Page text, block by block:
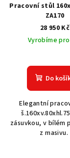
Pracovní stůl
ZA170
28 950 Kč
Vyrobíme
Do
Elegantní
zásuvkou, v bílém
z masivu.